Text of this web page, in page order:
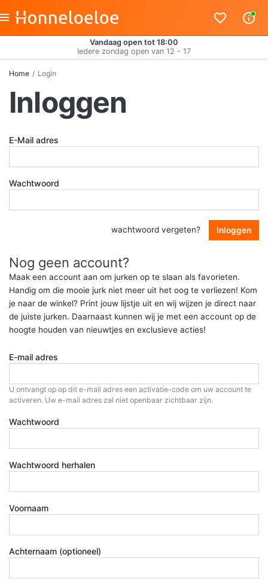
Vandaag open tot 18:00
Iedere zondag open van 12 - 17
Home Login
Inloggen
E-Mail adres
Wachtwoord
wachtwoord vergeten? Inloggen
Nog geen account?
Maak een account aan om jurken op te slaan als favorieten.
Handig om die mooie jurk niet meer uit het oog te verliezen! Kom
je naar de winkel? Print jouw lijstje uit en wij wijzen je direct naar
de juiste jurken. Daarnaast kunnen wij je met een account op de
hoogte houden van nieuwtjes en exclusieve acties!
E-mail adres
U ontvangt op op dit e-mail adres een activatie-code om uw account te
activeren. Uw e-mail adres zal niet openbaar zichtbaar zijn.
Wachtwoord
Wachtwoord herhalen
Voornaam
Achternaam (optioneel)